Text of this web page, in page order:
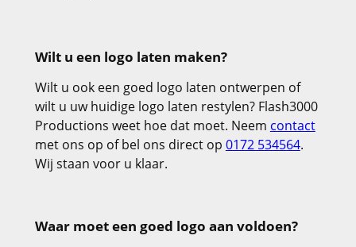
Wilt u een logo laten maken?
Wilt u ook een goed logo laten ontwerpen of
wilt u uw huidige logo laten restylen? Flash3000
Productions weet hoe dat moet. Neem contact
met ons op of bel ons direct op 0172 534564.
Wij staan voor u klaar.
Waar moet een goed logo aan voldoen?